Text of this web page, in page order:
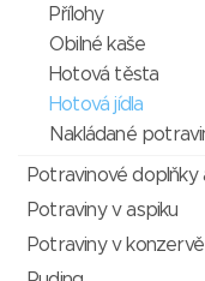
Přílohy
Obilné kaše
Hotová těsta
Hotová jídla
Nakládané
Potravinové doplňky
Potraviny v aspiku
Potraviny v konzervě